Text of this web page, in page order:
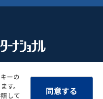
ーの
す。
して 同意する
Inc. All rights reserved.